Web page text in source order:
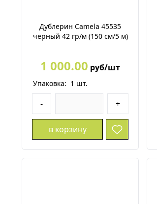
Дублерин Camela 45535
черный 42 гр/м (150 см/5 м)
1 000.00 руб/шт
Упаковка: 1 шт.
- +
в корзину